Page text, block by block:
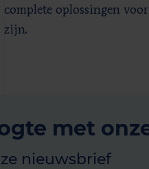
complete oplossingen voor
zijn.
met
nieuwsbrief